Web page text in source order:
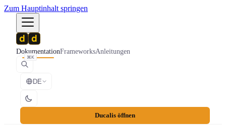
Zum Hauptinhalt springen
DokumentationFrameworksAnleitungen
⌘K
DE
Ducalis öffnen